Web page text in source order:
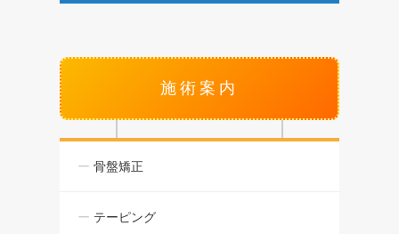
施術案内
骨盤矯正
テーピング